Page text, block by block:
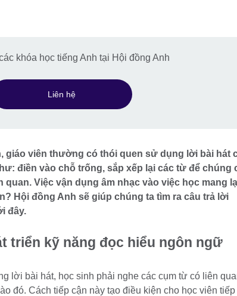
khóa học tiếng Anh tại Hội đồng Anh
Liên hệ
giáo viên thường có thói quen sử dụng lời bài hát
điền vào chỗ trống, sắp xếp lại các từ để chúng
quan. Việc vận dụng âm nhạc vào việc học mang
Hội đồng Anh sẽ giúp chúng ta tìm ra câu trả lời
đây.
triển kỹ năng đọc hiểu ngôn ngữ
lời bài hát, học sinh phải nghe các cụm từ có liên
đó. Cách tiếp cận này tạo điều kiện cho học viên tiếp